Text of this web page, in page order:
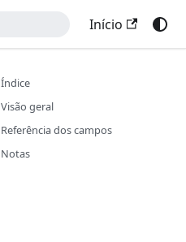
Início
Índice
Visão geral
Referência dos campos
Notas